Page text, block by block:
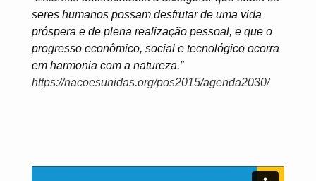
seres humanos possam desfrutar de uma vida
próspera e de plena realização pessoal, e que o
progresso econômico, social e tecnológico ocorra
em harmonia com a natureza.”
https://nacoesunidas.org/pos2015/agenda2030/